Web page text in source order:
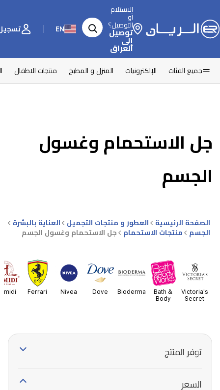
الاستلام
أو
التوصيل؟
توصيل
إلى
العراق
EN تسجيل
جميع الفئات الإلكترونيات المنزل و المطبخ منتجات الاطفال
جل الاستحمام وغسول
الجسم
الصفحة الرئيسية العطور و منتجات التجميل
العناية بالبشرة
الجسم
منتجات الاستحمام جل الاستحمام وغسول الجسم
Victoria's
Secret
Bath &
Body
Bioderma
Dove
Nivea
Ferrari
توفر المنتج
السعر